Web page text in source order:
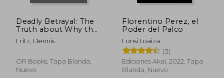
40%
dcto.
S/ 73,88 40%
dcto.
Deadly Betrayal: The
Truth about Why the
United States Invaded
Iraq (en Inglés)
Fritz, Dennis
OR Books, Tapa Blanda,
Nuevo
Florentino Perez, el
Poder del Palco
Fonsi Loaiza
(3)
Ediciones Akal, 2022, Tapa
Blanda, Nuevo